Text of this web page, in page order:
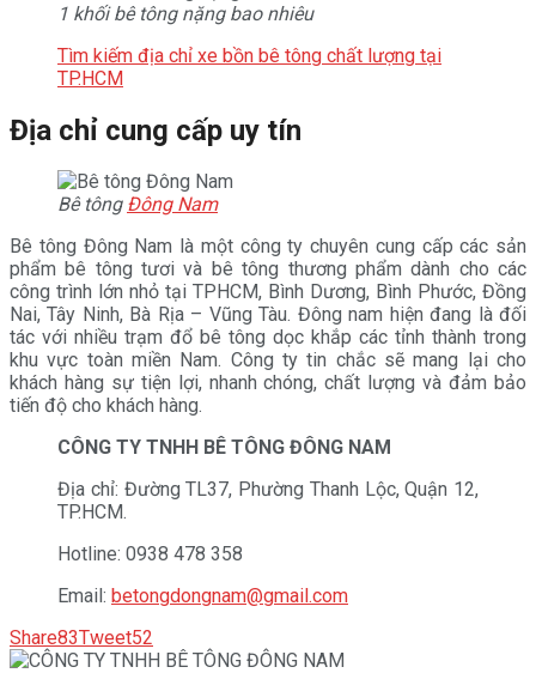
1 khối bê tông nặng bao nhiêu
Tìm kiếm địa chỉ xe bồn bê tông chất lượng tại
TP.HCM
Địa chỉ cung cấp uy tín
Bê tông Đông Nam
Bê tông Đông Nam là một công ty chuyên cung cấp các sản
phẩm bê tông tươi và bê tông thương phẩm dành cho các
công trình lớn nhỏ tại TPHCM, Bình Dương, Bình Phước, Đồng
Nai, Tây Ninh, Bà Rịa – Vũng Tàu. Đông nam hiện đang là đối
tác với nhiều trạm đổ bê tông dọc khắp các tỉnh thành trong
khu vực toàn miền Nam. Công ty tin chắc sẽ mang lại cho
khách hàng sự tiện lợi, nhanh chóng, chất lượng và đảm bảo
tiến độ cho khách hàng.
CÔNG TY TNHH BÊ TÔNG ĐÔNG NAM
Địa chỉ: Đường TL37, Phường Thanh Lộc, Quận 12,
TP.HCM.
Hotline: 0938 478 358
Email: betongdongnam@gmail.com
Share83Tweet52